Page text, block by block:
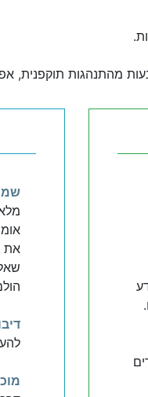
מהתנהגות תוקפנית,
את